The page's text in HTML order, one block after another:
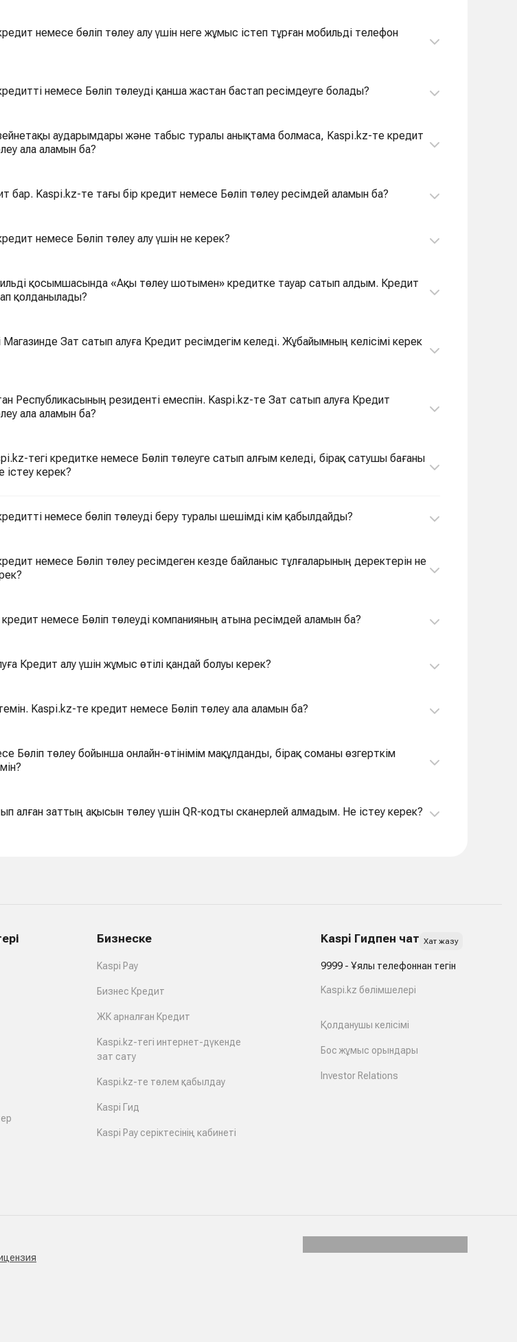
жұмыс істеп тұрған мобильді телефон
немесе Бөліп төлеуді қанша жастан бастап ресімдеуге болады?
аударымдары және табыс туралы анықтама болмаса, Kaspi.kz-те кредит
ала аламын ба?
бар. Kaspi.kz-те тағы бір кредит немесе Бөліп төлеу ресімдей аламын ба?
немесе Бөліп төлеу алу үшін не керек?
қосымшасында «Ақы төлеу шотымен» кредитке тауар сатып алдым. Кредит
қолданылады?
Магазинде Зат сатып алуға Кредит ресімдегім келеді. Жұбайымның келісімі керек
резиденті емеспін. Kaspi.kz-те Зат сатып алуға Кредит
ала аламын ба?
істеу керек?
немесе бөліп төлеуді беру туралы шешімді кім қабылдайды?
немесе Бөліп төлеу ресімдеген кезде байланыс тұлғаларының деректерін не
немесе Бөліп төлеуді компанияның атына ресімдей аламын ба?
Кредит алу үшін жұмыс өтілі қандай болуы керек?
Kaspi.kz-те кредит немесе Бөліп төлеу ала аламын ба?
Бөліп төлеу бойынша онлайн-өтінімім мақұлданды, бірақ соманы өзгерткім
алған заттың ақысын төлеу үшін QR-кодты сканерлей алмадым. Не істеу керек?
Бизнеске
Kaspi Pay
Бизнес Кредит
ЖК арналған Кредит
Kaspi.kz-тегі интернет-дүкенде
зат сату
Kaspi.kz-те төлем қабылдау
Kaspi Гид
Kaspi Pay серіктесінің кабинеті
Kaspi Гидпен чат Хат жазу
9999 - Ұялы телефоннан тегін
Kaspi.kz бөлімшелері
Қолданушы келісімі
Бос жұмыс орындары
Investor Relations